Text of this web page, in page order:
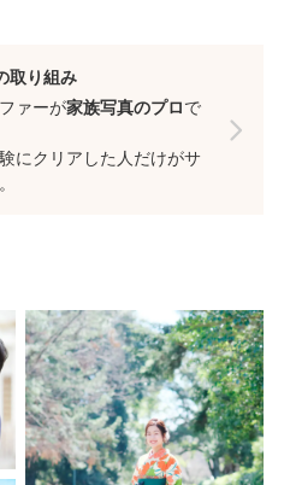
ただくとスムーズかと思いま
き、お客様・カメラマン双方
続きとなります。
だき、ご予約内容の入力・お
状態になっておりましても、
お問い合わせがある場合。
枠が空いていてもご希望場所
取り組み
ァーが家族写真のプロで
にクリアした人だけがサ